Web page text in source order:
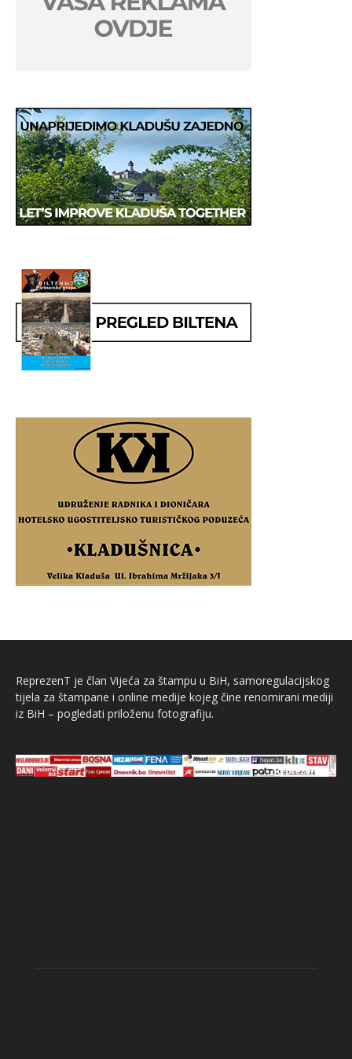
ReprezenT je član Vijeća za štampu u BiH, samoregulacijskog
tijela za štampane i online medije kojeg čine renomirani mediji
iz BiH – pogledati priloženu fotografiju.